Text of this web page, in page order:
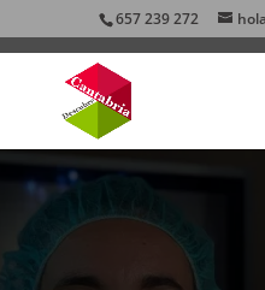
657 239 272